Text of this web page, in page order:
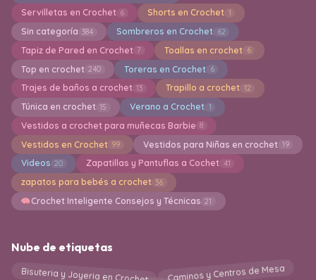
Servilletas en Crochet 6 Shorts en Crochet 1
Sin categoría 384 Sombreros en Crochet 62
Tapiz de Pared en Crochet 7 Toallas en crochet 6
Top en crochet 240 Toreras en Crochet 6
Trajes de baños a crochet 13 Trapillo a crochet 12
Túnica en crochet 15 Verano a Crochet 1
Vestidos a crochet para muñecas Barbie 8
Vestidos en Crochet 99 Vestidos para Niñas en crochet 19
Videos 20 Zapatillas y Pantuflas a Cochet 41
zapatos para bebés a crochet 36
Crochet Inteligente Consejos y Técnicas 21
Nube de etiquetas
Bisuteria y Joyeria en Crochet Caminos y Centros de Mesa